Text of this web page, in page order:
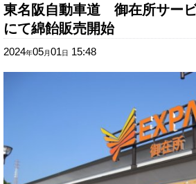
東名阪自動車道 御在所サー
にて綿飴販売開始
2024年05月 01 日 15:48